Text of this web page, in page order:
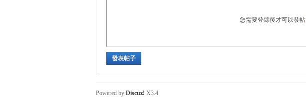
您需要登錄後才可以發帖
發表帖子
Powered by Discuz! X3.4